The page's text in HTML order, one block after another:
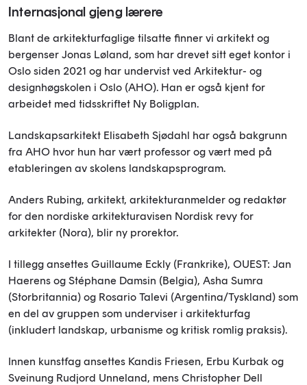
Internasjonal gjeng lærere
Blant de arkitekturfaglige tilsatte finner vi arkitekt og
bergenser Jonas Løland, som har drevet sitt eget kontor i
Oslo siden 2021 og har undervist ved Arkitektur- og
designhøgskolen i Oslo (AHO). Han er også kjent for
arbeidet med tidsskriftet Ny Boligplan.
Landskapsarkitekt Elisabeth Sjødahl har også bakgrunn
fra AHO hvor hun har vært professor og vært med på
etableringen av skolens landskapsprogram.
Anders Rubing, arkitekt, arkitekturanmelder og redaktør
for den nordiske arkitekturavisen Nordisk revy for
arkitekter (Nora), blir ny prorektor.
I tillegg ansettes Guillaume Eckly (Frankrike), OUEST: Jan
Haerens og Stéphane Damsin (Belgia), Asha Sumra
(Storbritannia) og Rosario Talevi (Argentina/Tyskland) som
en del av gruppen som underviser i arkitekturfag
(inkludert landskap, urbanisme og kritisk romlig praksis).
Innen kunstfag ansettes Kandis Friesen, Erbu Kurbak og
Sveinung Rudjord Unneland, mens Christopher Dell